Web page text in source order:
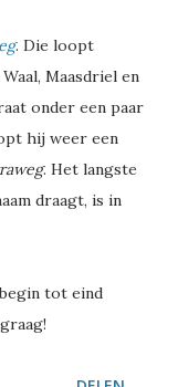
. Die loopt
Maasdriel en
onder een paar
hij weer een
. Het langste
draagt, is in
tot eind